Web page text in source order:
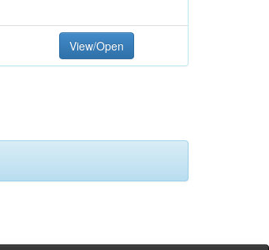
View/Open